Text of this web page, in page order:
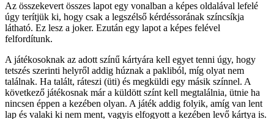
Az összekevert összes lapot egy vonalban a képes oldalával lefelé
úgy terítjük ki, hogy csak a legszélső kérdéssorának színcsíkja
látható. Ez lesz a joker. Ezután egy lapot a képes felével
felfordítunk.
A játékosoknak az adott színű kártyára kell egyet tenni úgy, hogy
tetszés szerinti helyről addig húznak a pakliból, míg olyat nem
találnak. Ha talált, ráteszi (üti) és megküldi egy másik színnel. A
következő játékosnak már a küldött színt kell megtalálnia, ütnie ha
nincsen éppen a kezében olyan. A játék addig folyik, amíg van lent
lap és valaki ki nem ment, vagyis elfogyott a kezében levő kártya is.